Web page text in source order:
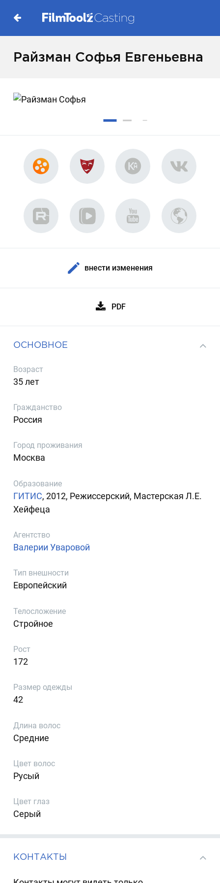
Райзман Софья Евгеньевна
внести изменения
PDF
ОСНОВНОЕ
Возраст
35 лет
Гражданство
Россия
Город проживания
Москва
Образование
ГИТИС, 2012, Режиссерский, Мастерская Л.Е.
Хейфеца
Агентство
Валерии Уваровой
Тип внешности
Европейский
Телосложение
Стройное
Рост
172
Размер одежды
42
Длина волос
Средние
Цвет волос
Русый
Цвет глаз
Серый
КОНТАКТЫ